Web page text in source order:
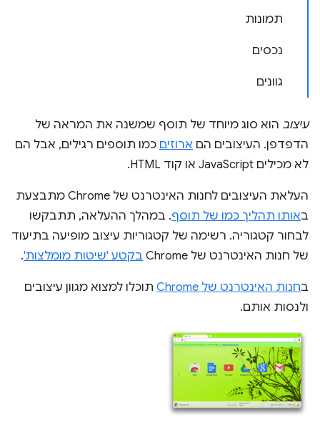
תמונות
נכסים
גוונים
עיצוב הוא סוג מיוחד של תוסף שמשנה את המראה של
הדפדפן. העיצובים הם ארוזים כמו תוספים רגילים, אבל הם
לא מכילים JavaScript או קוד HTML.
העלאת העיצובים לחנות האינטרנט של Chrome מתבצעת
באותו תהליך כמו של תוסף. במהלך ההעלאה, תתבקשו
לבחור קטגוריה. רשימה של קטגוריות עיצוב מופיעה בתיעוד
של חנות האינטרנט של Chrome
בקטע 'שיטות מומלצות'.
בחנות האינטרנט של Chrome
תוכלו למצוא מגוון עיצובים
ולנסות אותם.